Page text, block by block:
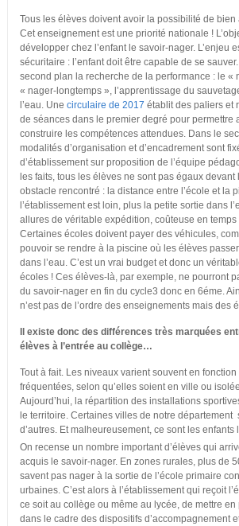
Tous les élèves doivent avoir la possibilité de bien
Cet enseignement est une priorité nationale !
développer chez l’enfant le savoir-nager. L’enjeu
sécuritaire : l’enfant doit être capable de se
second plan la recherche de la performance : le «
« nager-longtemps », l’apprentissage du
l’eau. Une circulaire de 2017 établit des paliers et
de séances dans le premier degré pour permettre
construire les compétences attendues. Dans le
modalités d’organisation et d’encadrement sont
d’établissement sur proposition de l’équipe
les faits, tous les élèves ne sont pas égaux devant
obstacle rencontré : la distance entre l’école et la
l’établissement est loin, plus la petite sortie dans
allures de véritable expédition, coûteuse en temps
Certaines écoles doivent payer des véhicules,
pouvoir se rendre à la piscine où les élèves
dans l’eau. C’est un vrai budget et donc un
écoles ! Ces élèves-là, par exemple, ne pourront
du savoir-nager en fin du cycle3 donc en 6éme.
n’est pas de l’ordre des enseignements mais des
Il existe donc des différences très marquées
élèves à l’entrée au collège…
Tout à fait. Les niveaux varient souvent en
fréquentées, selon qu’elles soient en ville ou
Aujourd’hui, la répartition des installations
le territoire. Certaines villes de notre département
d’autres. Et malheureusement, ce sont les
On recense un nombre important d’élèves qui
acquis le savoir-nager. En zones rurales, plus de
savent pas nager à la sortie de l’école primaire
urbaines. C’est alors à l’établissement qui reçoit
ce soit au collège ou même au lycée, de mettre
dans le cadre des dispositifs d’accompagnement